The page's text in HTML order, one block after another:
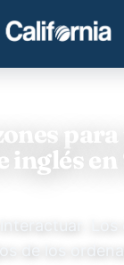
para
inglés en
interactuar. Los
de los